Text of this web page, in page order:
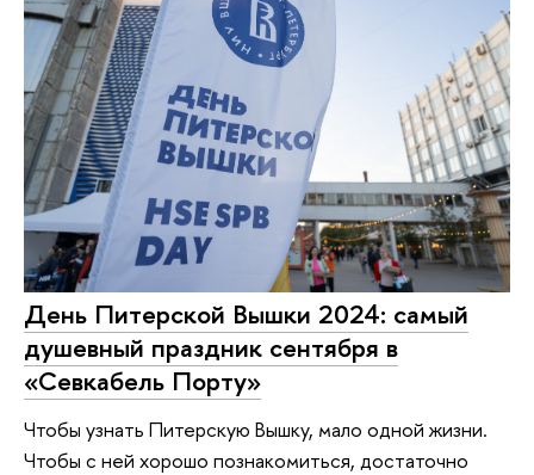
День Питерской Вышки 2024: самый
душевный праздник сентября в
«Севкабель Порту»
Чтобы узнать Питерскую Вышку, мало одной жизни.
Чтобы с ней хорошо познакомиться, достаточно